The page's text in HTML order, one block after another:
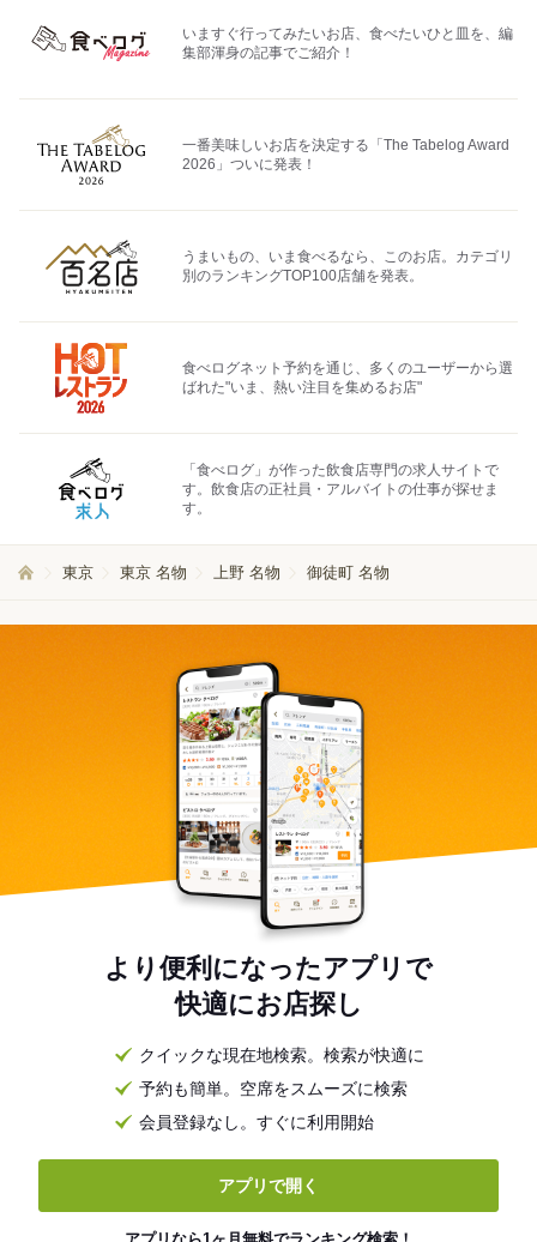
いますぐ行ってみたいお店、食べたいひと皿を、編
集部渾身の記事でご紹介！
一番美味しいお店を決定する「The Tabelog Award
2026」ついに発表！
うまいもの、いま食べるなら、このお店。カテゴリ
別のランキングTOP100店舗を発表。
食べログネット予約を通じ、多くのユーザーから選
ばれた"いま、熱い注目を集めるお店"
「食べログ」が作った飲食店専門の求人サイトで
す。飲食店の正社員・アルバイトの仕事が探せま
す。
東京 東京 名物 上野 名物 御徒町 名物
より便利になったアプリで
快適にお店探し
クイックな現在地検索。検索が快適に
予約も簡単。空席をスムーズに検索
会員登録なし。すぐに利用開始
アプリで開く